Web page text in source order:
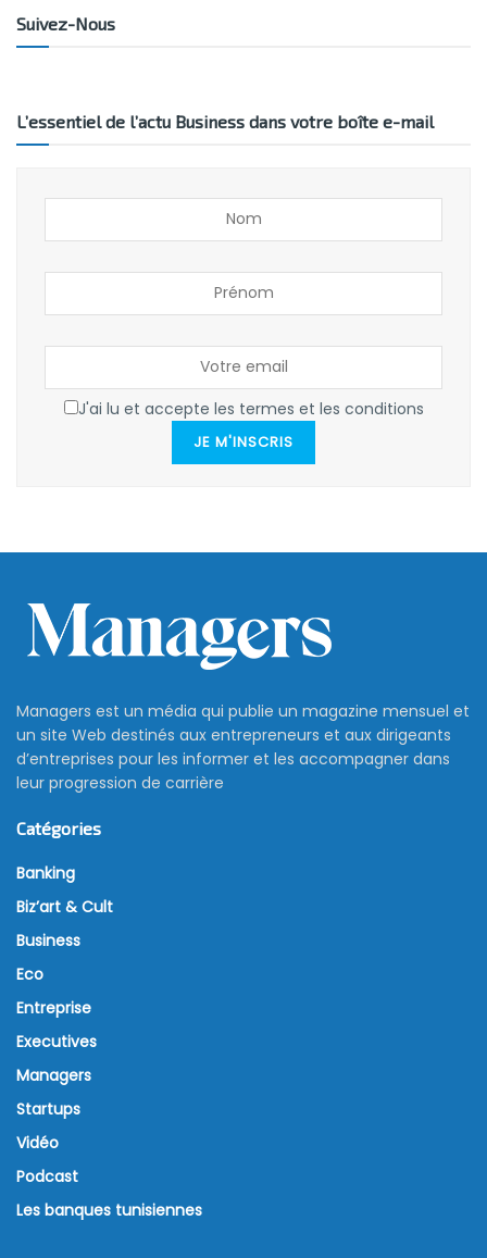
Suivez-Nous
L’essentiel de l’actu Business dans votre boîte e-mail
J'ai lu et accepte les termes et les conditions
JE M'INSCRIS
Managers est un média qui publie un magazine mensuel et
un site Web destinés aux entrepreneurs et aux dirigeants
d’entreprises pour les informer et les accompagner dans
leur progression de carrière
Catégories
Banking
Biz’art & Cult
Business
Eco
Entreprise
Executives
Managers
Startups
Vidéo
Podcast
Les banques tunisiennes